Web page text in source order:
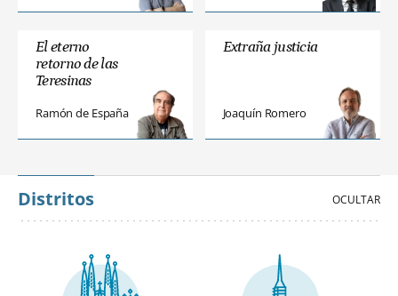
El eterno
retorno de las
Teresinas
Ramón de España
Extraña justicia
Joaquín Romero
Distritos